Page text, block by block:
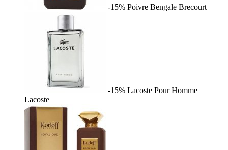
-15% Poivre Bengale Brecourt
-15% Lacoste Pour Homme
Lacoste